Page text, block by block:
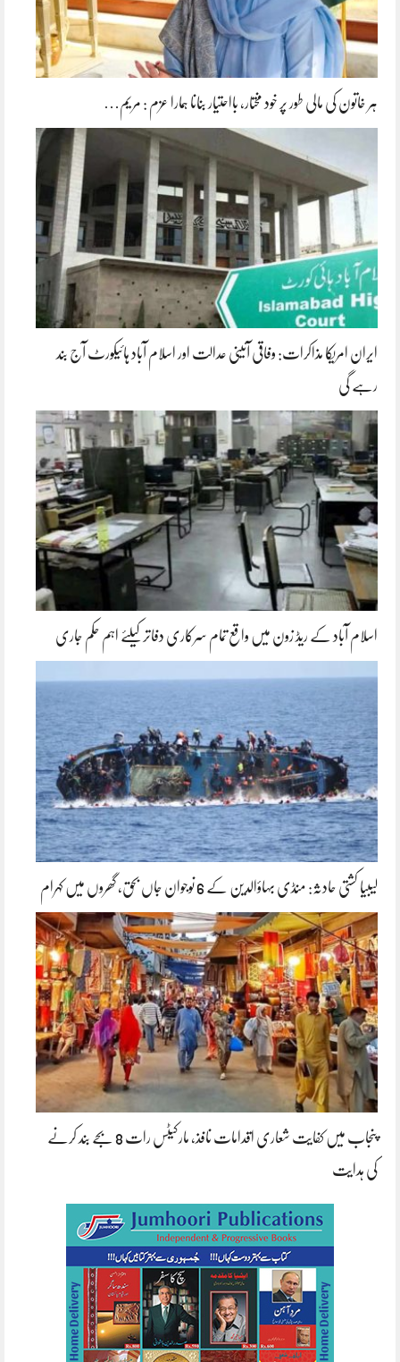
ہر خاتون کی مالی طور پر خود مختار، بااحتیار بنانا ہمارا عزم : مریم…
ایران امریکا مذاکرات: وفاقی آئینی عدالت اور اسلام آباد ہائیکورٹ آج بند
رہے گی
اسلام آباد کے ریڈ زون میں واقع تمام سرکاری دفاتر کیلئے اہم حکم جاری
لیبیا کشتی حادثہ: منڈی بہاؤالدین کے 6 نوجوان جاں بحق، گھروں میں کہرام
پنجاب میں کفایت شعاری اقدامات نافذ، مارکیٹس رات 8 بجے بند کرنے
کی ہدایت